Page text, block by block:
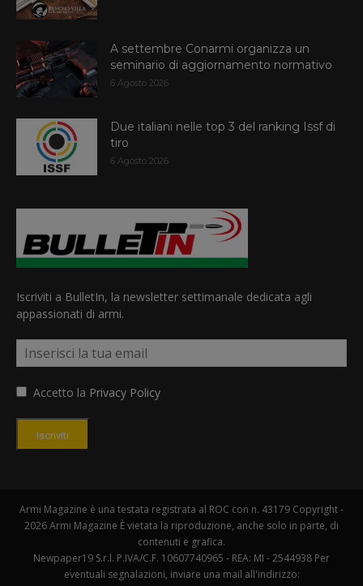
A settembre Conarmi organizza un
seminario di aggiornamento normativo
6 Agosto 2026
Due italiani nelle top 3 del ranking Issf di
tiro
6 Agosto 2026
Iscriviti a BulletIn, la newsletter settimanale dedicata agli
appassionati di armi.
Accetto la Privacy Policy
Iscriviti
Armi Magazine è una testata registrata al ROC con n. 43179 Copyright -
2026 Armi Magazine È vietata la riproduzione, anche solo in parte, di
contenuti e grafica.
Newpaper19 S.r.l. P.IVA/C.F. 10607740965 - REA: MI - 2544938 Per
eventuali segnalazioni, inviare una mail all'indirizzo: